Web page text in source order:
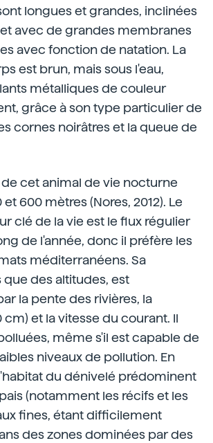
longues et grandes, inclinées
avec de grandes membranes
avec fonction de natation. La
est brun, mais sous l'eau,
métalliques de couleur
grâce à son type particulier de
cornes noirâtres et la queue de
de cet animal de vie nocturne
600 mètres (Nores, 2012). Le
clé de la vie est le flux régulier
de l'année, donc il préfère les
méditerranéens. Sa
que des altitudes, est
la pente des rivières, la
et la vitesse du courant. Il
même s'il est capable de
niveaux de pollution. En
du dénivelé prédominent
(notamment les récifs et les
fines, étant difficilement
des zones dominées par des